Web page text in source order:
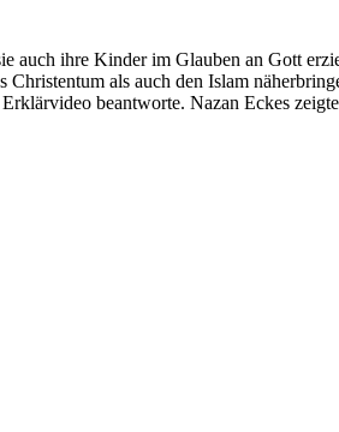
auch ihre Kinder im Glauben an Gott
als auch den Islam
beantworte. Nazan Eckes